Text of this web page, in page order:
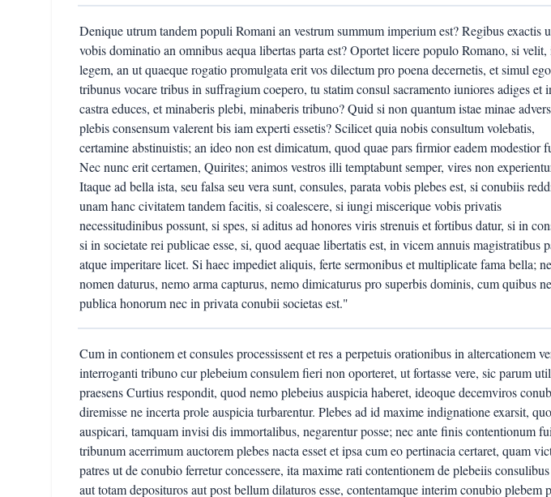
Denique utrum tandem populi Romani an vestrum summum imperium est? Regibus exactis
vobis dominatio an omnibus aequa libertas parta est? Oportet licere populo Romano, si velit,
legem, an ut quaeque rogatio promulgata erit vos dilectum pro poena decernetis, et simul ego
tribunus vocare tribus in suffragium coepero, tu statim consul sacramento iuniores adiges et
castra educes, et minaberis plebi, minaberis tribuno? Quid si non quantum istae minae
plebis consensum valerent bis iam experti essetis? Scilicet quia nobis consultum volebatis,
certamine abstinuistis; an ideo non est dimicatum, quod quae pars firmior eadem modestior
Nec nunc erit certamen, Quirites; animos vestros illi temptabunt semper, vires non
Itaque ad bella ista, seu falsa seu vera sunt, consules, parata vobis plebes est, si conubiis
unam hanc civitatem tandem facitis, si coalescere, si iungi miscerique vobis privatis
necessitudinibus possunt, si spes, si aditus ad honores viris strenuis et fortibus datur, si in
si in societate rei publicae esse, si, quod aequae libertatis est, in vicem annuis magistratibus
atque imperitare licet. Si haec impediet aliquis, ferte sermonibus et multiplicate fama bella;
nomen daturus, nemo arma capturus, nemo dimicaturus pro superbis dominis, cum quibus
publica honorum nec in privata conubii societas est."
Cum in contionem et consules processissent et res a perpetuis orationibus in altercationem
interroganti tribuno cur plebeium consulem fieri non oporteret, ut fortasse vere, sic parum
praesens Curtius respondit, quod nemo plebeius auspicia haberet, ideoque decemviros
diremisse ne incerta prole auspicia turbarentur. Plebes ad id maxime indignatione exarsit,
auspicari, tamquam invisi dis immortalibus, negarentur posse; nec ante finis contentionum
tribunum acerrimum auctorem plebes nacta esset et ipsa cum eo pertinacia certaret, quam
patres ut de conubio ferretur concessere, ita maxime rati contentionem de plebeiis
aut totam deposituros aut post bellum dilaturos esse, contentamque interim conubio plebem